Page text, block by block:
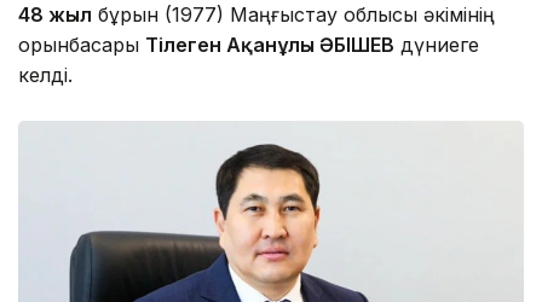
48 жыл бұрын (1977) Маңғыстау облысы әкімінің
орынбасары Тілеген Ақанұлы ӘБІШЕВ дүниеге
келді.